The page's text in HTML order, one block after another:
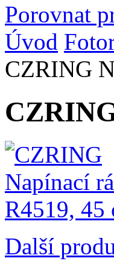
Porovnat
Úvod
CZRING
Další